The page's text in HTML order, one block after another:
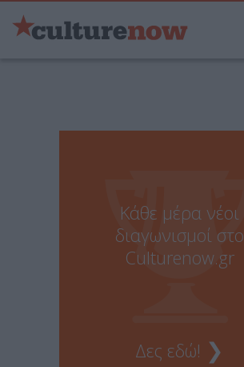
Κάθε μέρα νέοι
διαγωνισμοί στο
Culturenow.gr
Δες εδώ! ❯